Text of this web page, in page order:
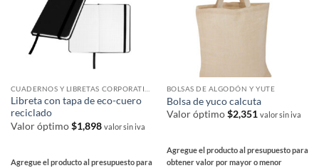
CUADERNOS Y LIBRETAS CORPORATIVAS
Libreta con tapa de eco-cuero
reciclado
Valor óptimo$1,898 valor sin iva
Agregue el producto al presupuesto para
BOLSAS DE ALGODÓN Y YUTE
Bolsa de yuco calcuta
Valor óptimo$2,351 valor sin iva
Agregue el producto al presupuesto para
obtener valor por mayor o menor